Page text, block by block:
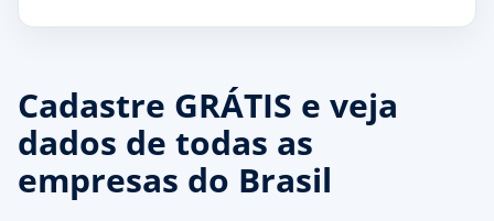
Cadastre GRÁTIS e veja
dados de todas as
empresas do Brasil